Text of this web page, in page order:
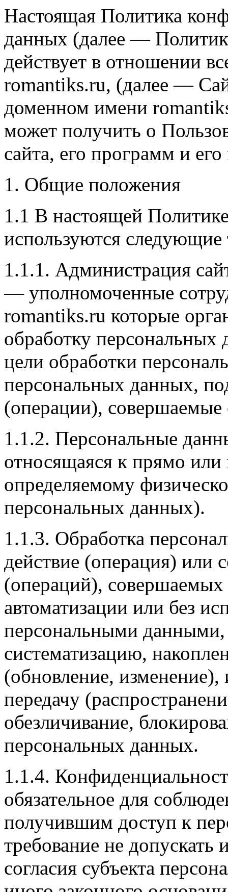
Настоящая Политика
данных (далее —
действует в отношении
romantiks.ru, (далее —
доменном имени
может получить о
сайта, его программ и
1. Общие положения
1.1 В настоящей
используются
1.1.1. Администрация
— уполномоченные
romantiks.ru которые
обработку персональных
цели обработки
персональных данных,
(операции),
1.1.2. Персональные
относящаяся к прямо
определяемому
персональных данных).
1.1.3. Обработка
действие (операция) или
(операций), совершаемых
автоматизации или без
персональными данными,
систематизацию,
(обновление, изменение),
передачу
обезличивание,
персональных данных.
1.1.4.
обязательное для
получившим доступ к
требование не допускать
согласия субъекта